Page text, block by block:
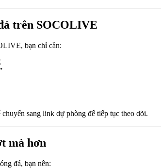
trên SOCOLIVE
bạn chỉ cần:
sang link dự phòng để tiếp tục theo dõi.
mà hơn
đá, bạn nên: